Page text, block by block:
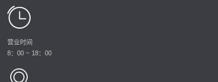
营业时间
8：00 ~ 18：00